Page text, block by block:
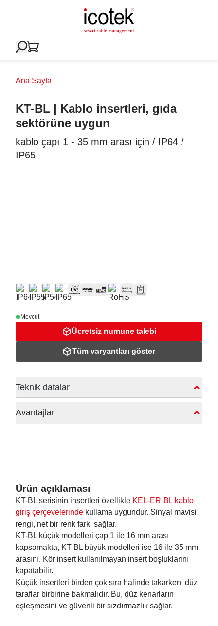
Ana Sayfa
KT-BL | Kablo insertleri, gıda
sektörüne uygun
kablo çapı 1 - 35 mm arası için / IP64 /
IP65
Mevcut
Ücretsiz numune talebi
Tüm varyantları göster
Teknik datalar
Avantajlar
Ürün açıklaması
KT-BL serisinin insertleri özellikle KEL-ER-BL kablo
giriş çerçevelerinde kullama uygundur. Sinyal mavisi
rengi, net bir renk farkı sağlar.
KT-BL küçük modelleri çap 1 ile 16 mm arası
kapsamakta, KT-BL büyük modelleri ise 16 ile 35 mm
arasını. Kör insert kullanılmayan insert boşluklarını
kapatabilir.
Küçük insertleri birden çok sıra halinde takarken, düz
taraflar birbirine bakmalıdır. Bu, düz kenarların
eşleşmesini ve güvenli bir sızdırmazlık sağlar.